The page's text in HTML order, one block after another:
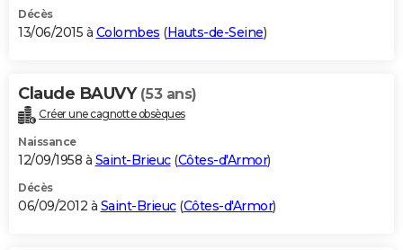
Décès
13/06/2015 à Colombes (Hauts-de-Seine)
Claude BAUVY (53 ans)
Créer une cagnotte obsèques
Naissance
12/09/1958 à Saint-Brieuc(Côtes-d'Armor)
Décès
06/09/2012 à Saint-Brieuc(Côtes-d'Armor)